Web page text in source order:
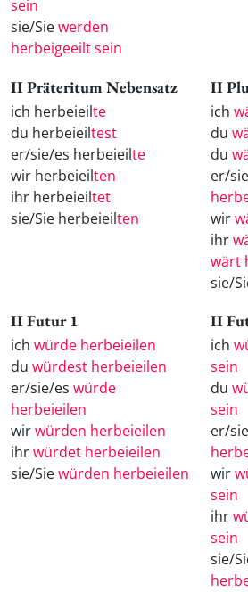
sein
sie/Siewerden
herbeigeeilt sein
II Präteritum Nebensatz
ich herbeieilte
du herbeieiltest
er/sie/es herbeieilte
wir herbeieilten
ihr herbeieiltet
sie/Sie herbeieilten
II
ich
du
du
er/
wir
ihr
wärt
sie/
II Futur 1
ich würde herbeieilen
du würdest herbeieilen
er/sie/es würde
herbeieilen
wirwürden herbeieilen
ihrwürdet herbeieilen
sie/Siewürden herbeieilen
II
ich
sein
du
sein
er/
wir
sein
ihr
sein
sie/